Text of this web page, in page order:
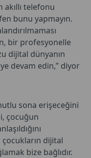
telefonu
bunu yapmayın.
bir profesyonelle
dijital dünyanın
devam edin,” diyor
sona erişeceğini
çocuğun
çocukların dijital
bize bağlıdır.